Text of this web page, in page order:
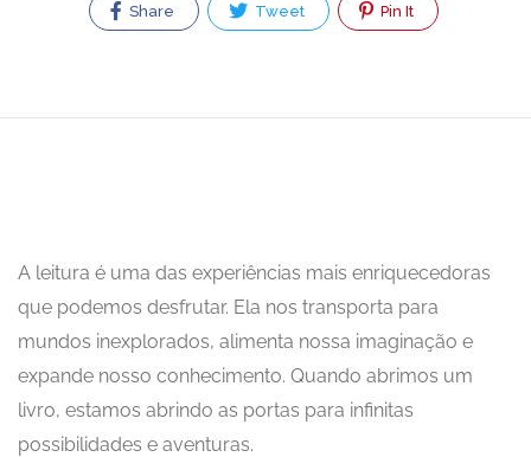
Share Tweet Pin It
A leitura é uma das experiências mais enriquecedoras
que podemos desfrutar. Ela nos transporta para
mundos inexplorados, alimenta nossa imaginação e
expande nosso conhecimento. Quando abrimos um
livro, estamos abrindo as portas para infinitas
possibilidades e aventuras.